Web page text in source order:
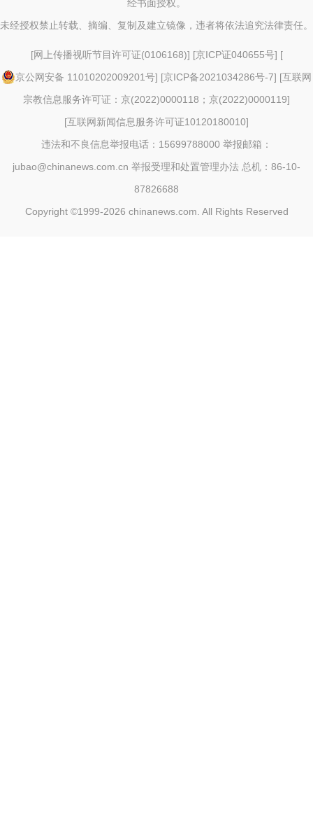
经书面授权。
未经授权禁止转载、摘编、复制及建立镜像，违者将依法追究法律责任。
[网上传播视听节目许可证(0106168)] [京ICP证040655号] [
京公网安备 11010202009201号] [京ICP备2021034286号-7] [互联网
宗教信息服务许可证：京(2022)0000118；京(2022)0000119]
[互联网新闻信息服务许可证10120180010]
违法和不良信息举报电话：15699788000 举报邮箱：
jubao@chinanews.com.cn 举报受理和处置管理办法 总机：86-10-
87826688
Copyright ©1999-2026 chinanews.com. All Rights Reserved